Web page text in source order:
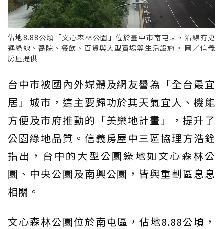
佔地8.88公頃「文心森林公園」位於臺中市南屯區，沿線有捷
運綠線、醫院、餐飲、百貨與大型賣場等生活設施。 圖／信義
房屋提供
台中市被國內外媒體及網友譽為「全台最宜
居」城市，這主要歸功於其天氣宜人、機能
方便及市府推動的「美樂地計畫」，提升了
公園綠地品質。信義房屋中三區協理方浩銓
指出，台中的大型公園綠地如文心森林公
園、中央公園及南興公園，皆與重劃區息息
相關。
文心森林公園位於南屯區，佔地8.88公頃，